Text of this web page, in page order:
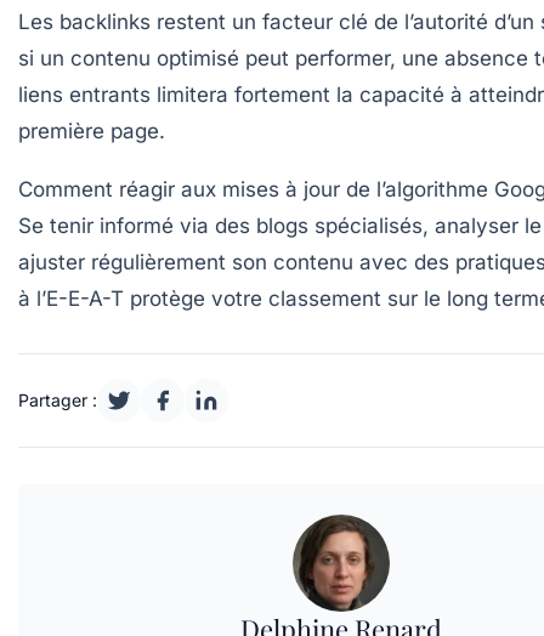
Les backlinks restent un facteur clé de l’autorité d’un
si un contenu optimisé peut performer, une absence
liens entrants limitera fortement la capacité à
première page.
Comment réagir aux mises à jour de l’algorithme
Se tenir informé via des blogs spécialisés, analyser
ajuster régulièrement son contenu avec des
à l’E-E-A-T protège votre classement sur le long
Partager :